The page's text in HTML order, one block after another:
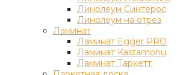
Линолеум Синтерос
Линолеум на отрез
Ламинат
Ламинат Egger PRO
Ламинат Kastamonu
Ламинат Таркетт